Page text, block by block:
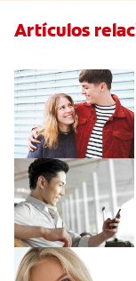
Artículos